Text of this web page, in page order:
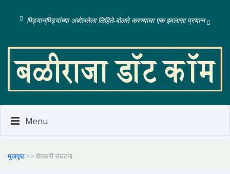
पिढ्यान्‌पिढ्यांच्या अबोलतेला लिहिते-बोलते करण्याचा एक इवलासा प्रयत्न
Menu
मुखपृष्ठ >> शेतकरी संघटना